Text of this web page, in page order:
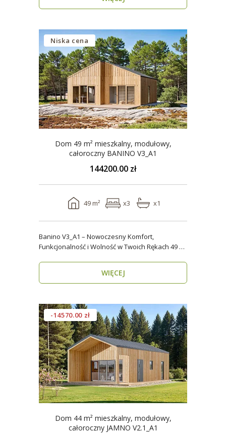
Niska cena
Dom 49 m² mieszkalny, modułowy,
całoroczny BANINO V3_A1
144200.00 zł
49 m² x3 x1
Banino V3_A1 – Nowoczesny Komfort,
Funkcjonalność i Wolność w Twoich Rękach 49 m²
WIĘCEJ
-14570.00 zł
Dom 44 m² mieszkalny, modułowy,
całoroczny JAMNO V2.1_A1